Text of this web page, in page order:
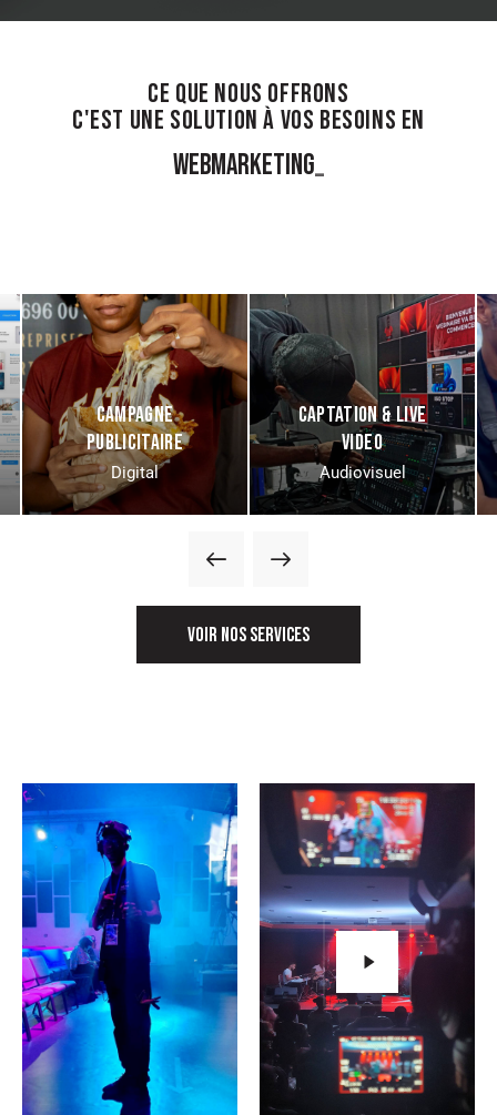
CE QUE NOUS OFFRONS
C'EST UNE SOLUTION À VOS BESOINS EN
WEBMA_
CAMPAGNE
PUBLICITAIRE
Digital
CAPTATION & LIVE
VIDEO
Audiovisuel
VOIR NOS SERVICES